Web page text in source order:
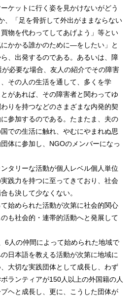
ケットに行く姿を見かけないがどう
、「足を骨折して外出がままならない
物を代わってしてあげよう」等とい
かかる誰かのために―をしたい」と
、出発するのである。あるいは、障
必要な場合、友人の紹介でその障害
その人の生活を通して、多くを学
があれば、その障害者と関わってゆ
りを持つなどのさまざまな内発的契
参加するのである。たまたま、夫の
での生活に触れ、やむにやまれぬ思
体に参加し、NGOのメンバーになっ
タリーな活動が個人レベル個人単位
践力を持つに至ってきており、社会
も決して少なくない。
始められた活動が次第に社会的関心
も社会的・連帯的活動へと発展して
6人の仲間によって始められた地域で
日本語を教える活動が次第に地域に
大切な実践団体として成長し、わず
ランティアが150人以上の外国籍の人
ヘと成長し、更に、こうした団体が